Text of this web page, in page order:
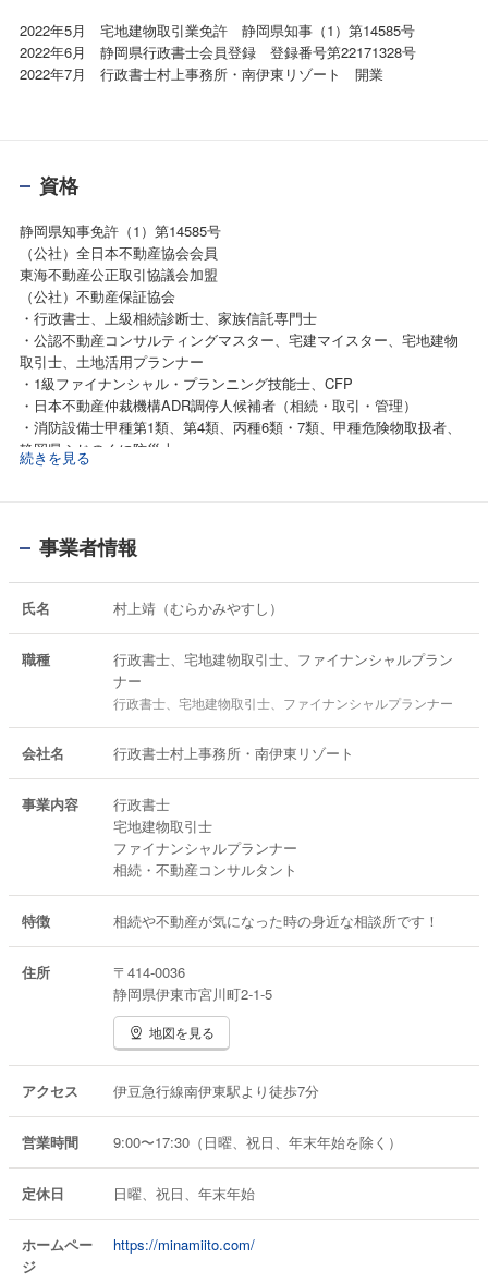
2022年5月 宅地建物取引業免許 静岡県知事（1）第14585号
2022年6月 静岡県行政書士会員登録 登録番号第22171328号
2022年7月 行政書士村上事務所・南伊東リゾート 開業
資格
静岡県知事免許（1）第14585号
（公社）全日本不動産協会会員
東海不動産公正取引協議会加盟
（公社）不動産保証協会
・行政書士、上級相続診断士、家族信託専門士
・公認不動産コンサルティングマスター、宅建マイスター、宅地建物
取引士、土地活用プランナー
・1級ファイナンシャル・プランニング技能士、CFP
・日本不動産仲裁機構ADR調停人候補者（相続・取引・管理）
・消防設備士甲種第1類、第4類、丙種6類・7類、甲種危険物取扱者、
静岡県ふじのくに防災士
続きを見る
事業者情報
氏名 村上靖（むらかみやすし）
職種
行政書士、宅地建物取引士、ファイナンシャルプラン
ナー
行政書士、宅地建物取引士、ファイナンシャルプランナー
会社名 行政書士村上事務所・南伊東リゾート
事業内容
行政書士
宅地建物取引士
ファイナンシャルプランナー
相続・不動産コンサルタント
特徴 相続や不動産が気になった時の身近な相談所です！
住所
〒414-0036
静岡県伊東市宮川町2-1-5
地図を見る
アクセス 伊豆急行線南伊東駅より徒歩7分
営業時間 9:00〜17:30（日曜、祝日、年末年始を除く）
定休日 日曜、祝日、年末年始
ホームペー
ジ
https://minamiito.com/